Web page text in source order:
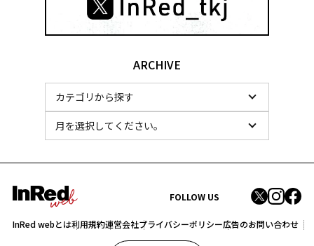
ARCHIVE
FOLLOW US
InRed webとは利用規約運営会社プライバシーポリシー広告のお問い合わせ